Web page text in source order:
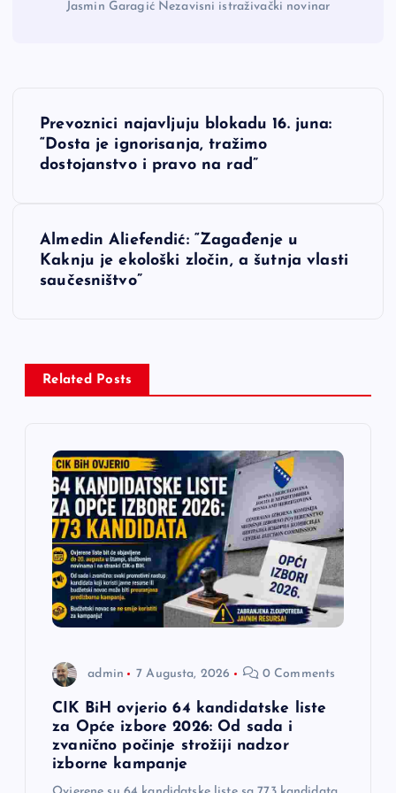
Jasmin Garagić Nezavisni istraživački novinar
N
c
Prevoznici najavljuju blokadu 16. juna:
“Dosta je ignorisanja, tražimo
dostojanstvo i pravo na rad”
Almedin Aliefendić: “Zagađenje u
Kaknju je ekološki zločin, a šutnja vlasti
saučesništvo”
Related Posts
admin 7 Augusta, 2026 0 Comments
CIK BiH ovjerio 64 kandidatske liste
za Opće izbore 2026: Od sada i
zvanično počinje strožiji nadzor
izborne kampanje